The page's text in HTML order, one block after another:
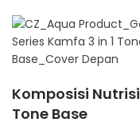
Komposisi Nutrisi
Tone Base